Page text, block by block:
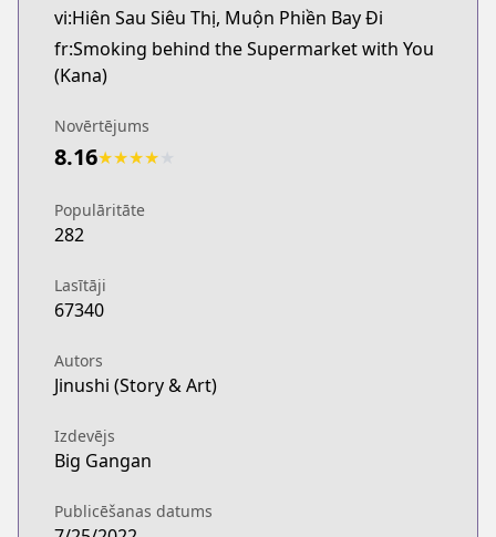
vi:Hiên Sau Siêu Thị, Muộn Phiền Bay Đi
fr:Smoking behind the Supermarket with You
(Kana)
Novērtējums
8.16★★★★
Populāritāte
282
Lasītāji
67340
Autors
Jinushi (Story & Art)
Izdevējs
Big Gangan
Publicēšanas datums